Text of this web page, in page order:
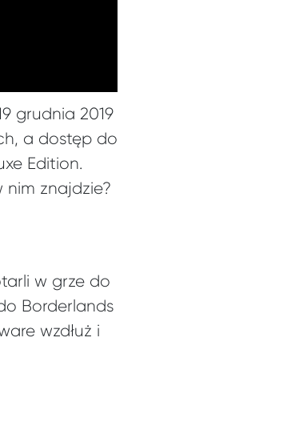
grudnia 2019
a dostęp do
Edition.
znajdzie?
w grze do
Borderlands
wzdłuż i